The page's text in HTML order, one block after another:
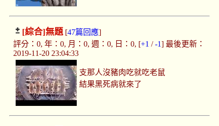
[綜合]無題[47篇回應]
評分：0, 年：0, 月：0, 週：0, 日：0, [+1 /-1] 最後更新：
2019-11-20 23:04:33
支那人沒豬肉吃就吃老鼠
結果黑死病就來了